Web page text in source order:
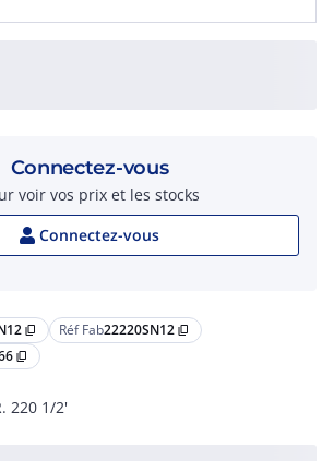
content_copy Réf Fab22220SN12 content_copy
content_copy
220 1/2'
Connectez-vous
voir vos prix et les stocks
Connectez-vous